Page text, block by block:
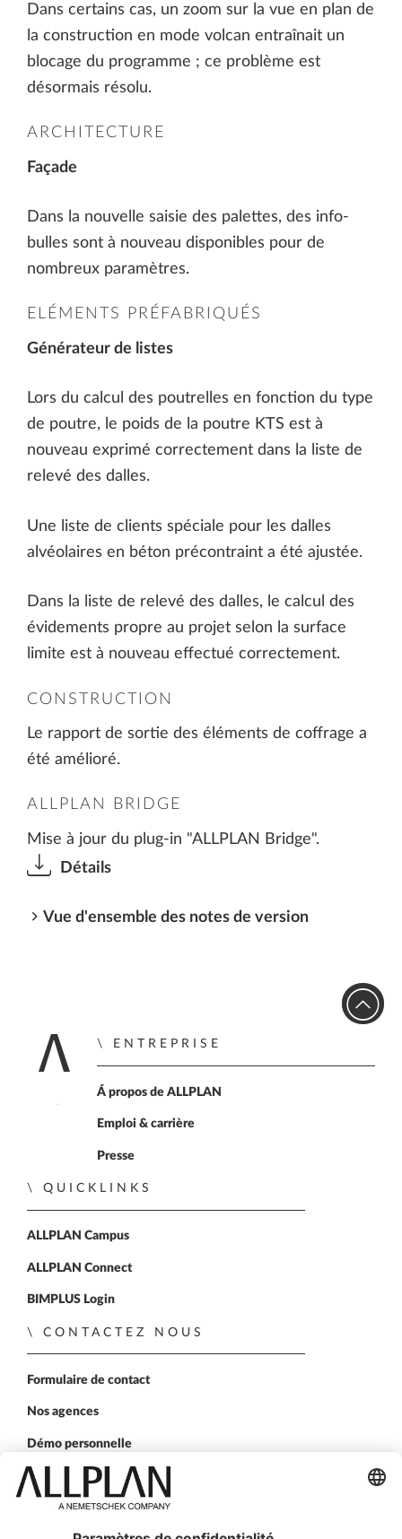
Dans certains cas, un zoom sur la vue en plan de
la construction en mode volcan entraînait un
blocage du programme ; ce problème est
désormais résolu.
ARCHITECTURE
Façade
Dans la nouvelle saisie des palettes, des info-
bulles sont à nouveau disponibles pour de
nombreux paramètres.
ELÉMENTS PRÉFABRIQUÉS
Générateur de listes
Lors du calcul des poutrelles en fonction du type
de poutre, le poids de la poutre KTS est à
nouveau exprimé correctement dans la liste de
relevé des dalles.
Une liste de clients spéciale pour les dalles
alvéolaires en béton précontraint a été ajustée.
Dans la liste de relevé des dalles, le calcul des
évidements propre au projet selon la surface
limite est à nouveau effectué correctement.
CONSTRUCTION
Le rapport de sortie des éléments de coffrage a
été amélioré.
ALLPLAN BRIDGE
Mise à jour du plug-in "ALLPLAN Bridge".
Détails
Vue d'ensemble des notes de version
Accueil
ENTREPRISE
Á propos de ALLPLAN
Emploi & carrière
Presse
QUICKLINKS
ALLPLAN Campus
ALLPLAN Connect
BIMPLUS Login
CONTACTEZ NOUS
Formulaire de contact
Nos agences
Démo personnelle
SUIVEZ-NOUS SUR